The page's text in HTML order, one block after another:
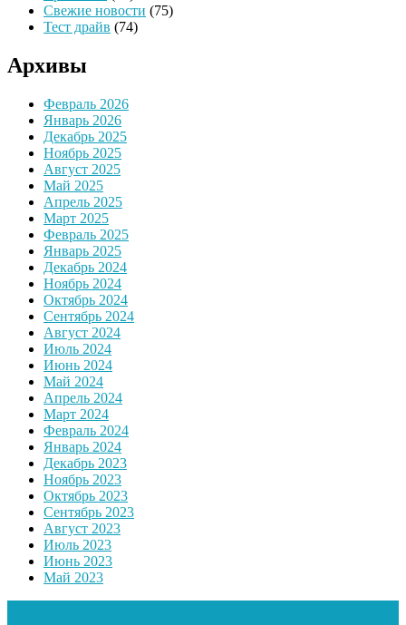
Свежие новости (75)
Тест драйв (74)
Архивы
Февраль 2026
Январь 2026
Декабрь 2025
Ноябрь 2025
Август 2025
Май 2025
Апрель 2025
Март 2025
Февраль 2025
Январь 2025
Декабрь 2024
Ноябрь 2024
Октябрь 2024
Сентябрь 2024
Август 2024
Июль 2024
Июнь 2024
Май 2024
Апрель 2024
Март 2024
Февраль 2024
Январь 2024
Декабрь 2023
Ноябрь 2023
Октябрь 2023
Сентябрь 2023
Август 2023
Июль 2023
Июнь 2023
Май 2023